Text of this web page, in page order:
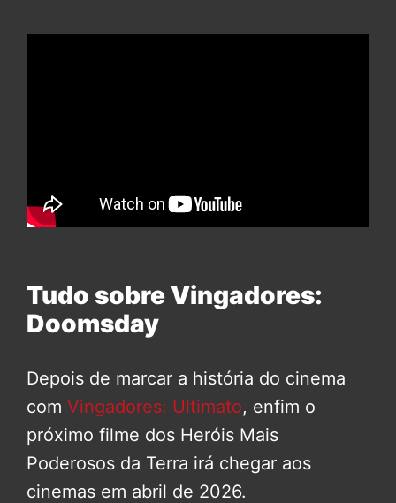
Tudo sobre Vingadores:
Doomsday
Depois de marcar a história do cinema
com Vingadores: Ultimato, enfim o
próximo filme dos Heróis Mais
Poderosos da Terra irá chegar aos
cinemas em abril de 2026.